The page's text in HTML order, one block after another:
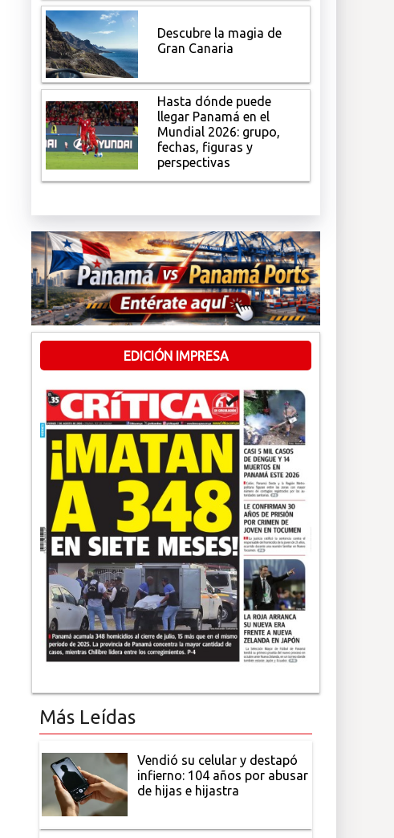
Descubre la magia de
Gran Canaria
Hasta dónde puede
llegar Panamá en el
Mundial 2026: grupo,
fechas, figuras y
perspectivas
EDICIÓN IMPRESA
Más Leídas
Vendió su celular y destapó
infierno: 104 años por abusar
de hijas e hijastra